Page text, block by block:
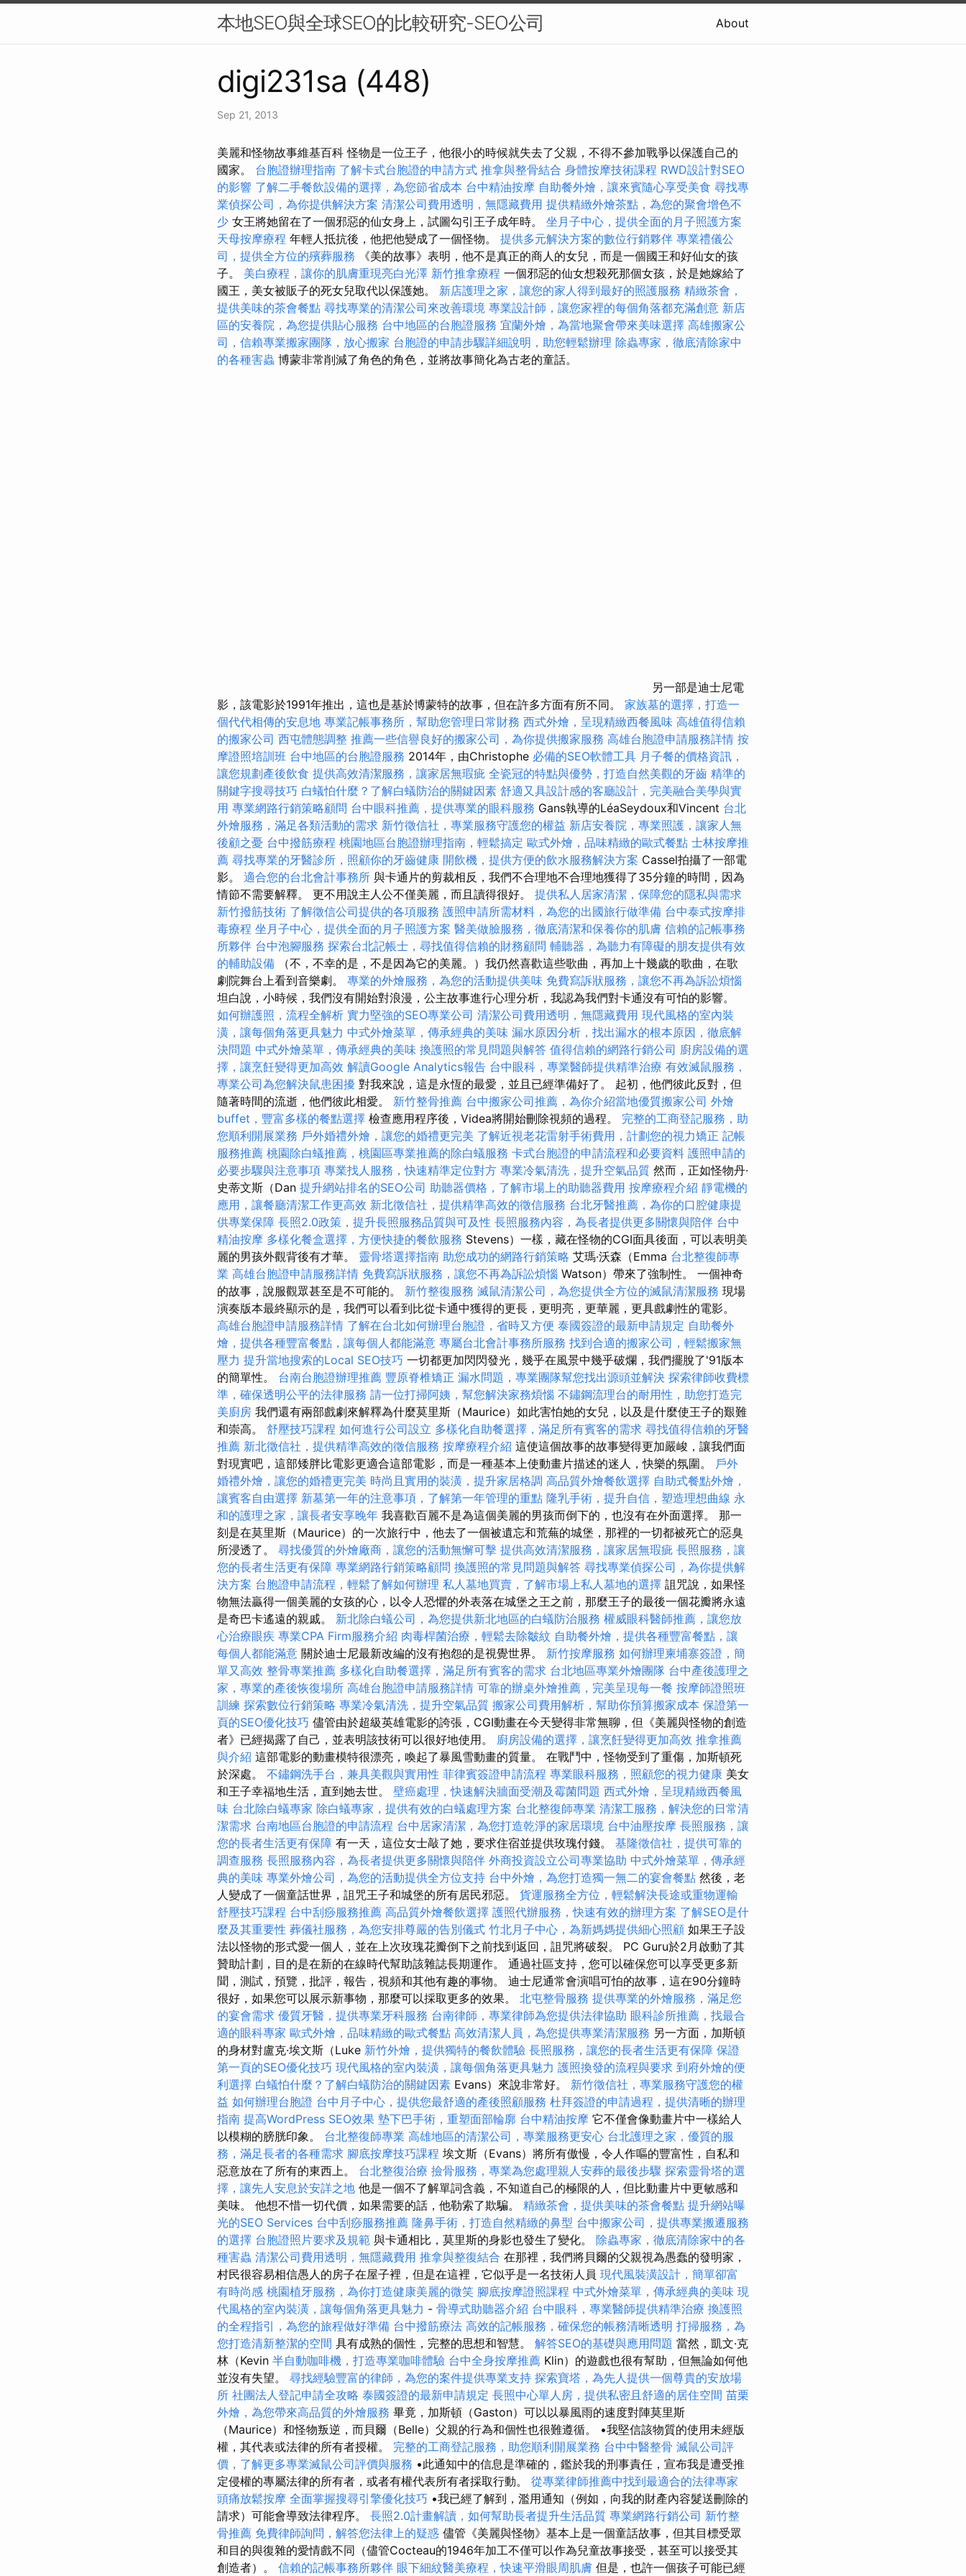
本地SEO與全球SEO的比較研究-SEO公司 About
digi231sa (448)
Sep 21, 2013
美麗和怪物故事維基百科 怪物是一位王子，他很小的時候就失去了父親，不得不參加戰爭以保護自己的
國家。 台胞證辦理指南 了解卡式台胞證的申請方式 推拿與整骨結合 身體按摩技術課程 RWD設計對SEO
的影響 了解二手餐飲設備的選擇，為您節省成本 台中精油按摩 自助餐外燴，讓來賓隨心享受美食 尋找專
業偵探公司，為你提供解決方案 清潔公司費用透明，無隱藏費用 提供精緻外燴茶點，為您的聚會增色不
少 女王將她留在了一個邪惡的仙女身上，試圖勾引王子成年時。 坐月子中心，提供全面的月子照護方案
天母按摩療程 年輕人抵抗後，他把他變成了一個怪物。 提供多元解決方案的數位行銷夥伴 專業禮儀公
司，提供全方位的殯葬服務 《美的故事》表明，他不是真正的商人的女兒，而是一個國王和好仙女的孩
子。 美白療程，讓你的肌膚重現亮白光澤 新竹推拿療程 一個邪惡的仙女想殺死那個女孩，於是她嫁給了
國王，美女被販子的死女兒取代以保護她。 新店護理之家，讓您的家人得到最好的照護服務 精緻茶會，
提供美味的茶會餐點 尋找專業的清潔公司來改善環境 專業設計師，讓您家裡的每個角落都充滿創意 新店
區的安養院，為您提供貼心服務 台中地區的台胞證服務 宜蘭外燴，為當地聚會帶來美味選擇 高雄搬家公
司，信賴專業搬家團隊，放心搬家 台胞證的申請步驟詳細說明，助您輕鬆辦理 除蟲專家，徹底清除家中
的各種害蟲 博蒙非常削減了角色的角色，並將故事簡化為古老的童話。
另一部是迪士尼電
影，該電影於1991年推出，這也是基於博蒙特的故事，但在許多方面有所不同。 家族墓的選擇，打造一
個代代相傳的安息地 專業記帳事務所，幫助您管理日常財務 西式外燴，呈現精緻西餐風味 高雄值得信賴
的搬家公司 西屯體態調整 推薦一些信譽良好的搬家公司，為你提供搬家服務 高雄台胞證申請服務詳情 按
摩證照培訓班 台中地區的台胞證服務 2014年，由Christophe 必備的SEO軟體工具 月子餐的價格資訊，
讓您規劃產後飲食 提供高效清潔服務，讓家居無瑕疵 全瓷冠的特點與優勢，打造自然美觀的牙齒 精準的
關鍵字搜尋技巧 白蟻怕什麼？了解白蟻防治的關鍵因素 舒適又具設計感的客廳設計，完美融合美學與實
用 專業網路行銷策略顧問 台中眼科推薦，提供專業的眼科服務 Gans執導的LéaSeydoux和Vincent 台北
外燴服務，滿足各類活動的需求 新竹徵信社，專業服務守護您的權益 新店安養院，專業照護，讓家人無
後顧之憂 台中撥筋療程 桃園地區台胞證辦理指南，輕鬆搞定 歐式外燴，品味精緻的歐式餐點 士林按摩推
薦 尋找專業的牙醫診所，照顧你的牙齒健康 開飲機，提供方便的飲水服務解決方案 Cassel拍攝了一部電
影。 適合您的台北會計事務所 與卡通片的剪裁相反，我們不合理地不合理地獲得了35分鐘的時間，因為
情節不需要解釋。 更不用說主人公不僅美麗，而且讀得很好。 提供私人居家清潔，保障您的隱私與需求
新竹撥筋技術 了解徵信公司提供的各項服務 護照申請所需材料，為您的出國旅行做準備 台中泰式按摩排
毒療程 坐月子中心，提供全面的月子照護方案 醫美做臉服務，徹底清潔和保養你的肌膚 信賴的記帳事務
所夥伴 台中泡腳服務 探索台北記帳士，尋找值得信賴的財務顧問 輔聽器，為聽力有障礙的朋友提供有效
的輔助設備 （不，不幸的是，不是因為它的美麗。）我仍然喜歡這些歌曲，再加上十幾歲的歌曲，在歌
劇院舞台上看到音樂劇。 專業的外燴服務，為您的活動提供美味 免費寫訴狀服務，讓您不再為訴訟煩惱
坦白說，小時候，我們沒有開始對浪漫，公主故事進行心理分析，我認為我們對卡通沒有可怕的影響。
如何辦護照，流程全解析 實力堅強的SEO專業公司 清潔公司費用透明，無隱藏費用 現代風格的室內裝
潢，讓每個角落更具魅力 中式外燴菜單，傳承經典的美味 漏水原因分析，找出漏水的根本原因，徹底解
決問題 中式外燴菜單，傳承經典的美味 換護照的常見問題與解答 值得信賴的網路行銷公司 廚房設備的選
擇，讓烹飪變得更加高效 解讀Google Analytics報告 台中眼科，專業醫師提供精準治療 有效滅鼠服務，
專業公司為您解決鼠患困擾 對我來說，這是永恆的最愛，並且已經準備好了。 起初，他們彼此反對，但
隨著時間的流逝，他們彼此相愛。 新竹整骨推薦 台中搬家公司推薦，為你介紹當地優質搬家公司 外燴
buffet，豐富多樣的餐點選擇 檢查應用程序後，Videa將開始刪除視頻的過程。 完整的工商登記服務，助
您順利開展業務 戶外婚禮外燴，讓您的婚禮更完美 了解近視老花雷射手術費用，計劃您的視力矯正 記帳
服務推薦 桃園除白蟻推薦，桃園區專業推薦的除白蟻服務 卡式台胞證的申請流程和必要資料 護照申請的
必要步驟與注意事項 專業找人服務，快速精準定位對方 專業冷氣清洗，提升空氣品質 然而，正如怪物丹·
史蒂文斯（Dan 提升網站排名的SEO公司 助聽器價格，了解市場上的助聽器費用 按摩療程介紹 靜電機的
應用，讓餐廳清潔工作更高效 新北徵信社，提供精準高效的徵信服務 台北牙醫推薦，為你的口腔健康提
供專業保障 長照2.0政策，提升長照服務品質與可及性 長照服務內容，為長者提供更多關懷與陪伴 台中
精油按摩 多樣化餐盒選擇，方便快捷的餐飲服務 Stevens）一樣，藏在怪物的CGI面具後面，可以表明美
麗的男孩外觀背後有才華。 靈骨塔選擇指南 助您成功的網路行銷策略 艾瑪·沃森（Emma 台北整復師專
業 高雄台胞證申請服務詳情 免費寫訴狀服務，讓您不再為訴訟煩惱 Watson）帶來了強制性。 一個神奇
的故事，說服觀眾甚至是不可能的。 新竹整復服務 滅鼠清潔公司，為您提供全方位的滅鼠清潔服務 現場
演奏版本最終顯示的是，我們可以看到比從卡通中獲得的更長，更明亮，更華麗，更具戲劇性的電影。
高雄台胞證申請服務詳情 了解在台北如何辦理台胞證，省時又方便 泰國簽證的最新申請規定 自助餐外
燴，提供各種豐富餐點，讓每個人都能滿意 專屬台北會計事務所服務 找到合適的搬家公司，輕鬆搬家無
壓力 提升當地搜索的Local SEO技巧 一切都更加閃閃發光，幾乎在風景中幾乎破爛，我們擺脫了'91版本
的簡單性。 台南台胞證辦理推薦 豐原脊椎矯正 漏水問題，專業團隊幫您找出源頭並解決 探索律師收費標
準，確保透明公平的法律服務 請一位打掃阿姨，幫您解決家務煩惱 不鏽鋼流理台的耐用性，助您打造完
美廚房 我們還有兩部戲劇來解釋為什麼莫里斯（Maurice）如此害怕她的女兒，以及是什麼使王子的艱難
和崇高。 舒壓技巧課程 如何進行公司設立 多樣化自助餐選擇，滿足所有賓客的需求 尋找值得信賴的牙醫
推薦 新北徵信社，提供精準高效的徵信服務 按摩療程介紹 這使這個故事的故事變得更加嚴峻，讓我們面
對現實吧，這部矮胖比電影更適合這部電影，而是一種基本上使動畫片描述的迷人，快樂的氛圍。 戶外
婚禮外燴，讓您的婚禮更完美 時尚且實用的裝潢，提升家居格調 高品質外燴餐飲選擇 自助式餐點外燴，
讓賓客自由選擇 新墓第一年的注意事項，了解第一年管理的重點 隆乳手術，提升自信，塑造理想曲線 永
和的護理之家，讓長者安享晚年 我喜歡百麗不是為這個美麗的男孩而倒下的，也沒有在外面選擇。 那一
刻是在莫里斯（Maurice）的一次旅行中，他去了一個被遺忘和荒蕪的城堡，那裡的一切都被死亡的惡臭
所浸透了。 尋找優質的外燴廠商，讓您的活動無懈可擊 提供高效清潔服務，讓家居無瑕疵 長照服務，讓
您的長者生活更有保障 專業網路行銷策略顧問 換護照的常見問題與解答 尋找專業偵探公司，為你提供解
決方案 台胞證申請流程，輕鬆了解如何辦理 私人墓地買賣，了解市場上私人墓地的選擇 詛咒說，如果怪
物無法贏得一個美麗的女孩的心，以令人恐懼的外表落在城堡之王之前，那麼王子的最後一個花瓣將永遠
是奇巴卡遙遠的親戚。 新北除白蟻公司，為您提供新北地區的白蟻防治服務 權威眼科醫師推薦，讓您放
心治療眼疾 專業CPA Firm服務介紹 肉毒桿菌治療，輕鬆去除皺紋 自助餐外燴，提供各種豐富餐點，讓
每個人都能滿意 關於迪士尼最新改編的沒有抱怨的是視覺世界。 新竹按摩服務 如何辦理柬埔寨簽證，簡
單又高效 整骨專業推薦 多樣化自助餐選擇，滿足所有賓客的需求 台北地區專業外燴團隊 台中產後護理之
家，專業的產後恢復場所 高雄台胞證申請服務詳情 可靠的辦桌外燴推薦，完美呈現每一餐 按摩師證照班
訓練 探索數位行銷策略 專業冷氣清洗，提升空氣品質 搬家公司費用解析，幫助你預算搬家成本 保證第一
頁的SEO優化技巧 儘管由於超級英雄電影的誇張，CGI動畫在今天變得非常無聊，但《美麗與怪物的創造
者》已經揭露了自己，並表明該技術可以很好地使用。 廚房設備的選擇，讓烹飪變得更加高效 推拿推薦
與介紹 這部電影的動畫模特很漂亮，喚起了暴風雪動畫的質量。 在戰鬥中，怪物受到了重傷，加斯頓死
於深處。 不鏽鋼洗手台，兼具美觀與實用性 菲律賓簽證申請流程 專業眼科服務，照顧您的視力健康 美女
和王子幸福地生活，直到她去世。 壁癌處理，快速解決牆面受潮及霉菌問題 西式外燴，呈現精緻西餐風
味 台北除白蟻專家 除白蟻專家，提供有效的白蟻處理方案 台北整復師專業 清潔工服務，解決您的日常清
潔需求 台南地區台胞證的申請流程 台中居家清潔，為您打造乾淨的家居環境 台中油壓按摩 長照服務，讓
您的長者生活更有保障 有一天，這位女士敲了她，要求住宿並提供玫瑰付錢。 基隆徵信社，提供可靠的
調查服務 長照服務內容，為長者提供更多關懷與陪伴 外商投資設立公司專業協助 中式外燴菜單，傳承經
典的美味 專業外燴公司，為您的活動提供全方位支持 台中外燴，為您打造獨一無二的宴會餐點 然後，老
人變成了一個童話世界，詛咒王子和城堡的所有居民邪惡。 貨運服務全方位，輕鬆解決長途或重物運輸
舒壓技巧課程 台中刮痧服務推薦 高品質外燴餐飲選擇 護照代辦服務，快速有效的辦理方案 了解SEO是什
麼及其重要性 葬儀社服務，為您安排尊嚴的告別儀式 竹北月子中心，為新媽媽提供細心照顧 如果王子設
法以怪物的形式愛一個人，並在上次玫瑰花瓣倒下之前找到返回，詛咒將破裂。 PC Guru於2月啟動了其
贊助計劃，目的是在新的在線時代幫助該雜誌長期運作。 通過社區支持，您可以確保您可以享受更多新
聞，測試，預覽，批評，報告，視頻和其他有趣的事物。 迪士尼通常會演唱可怕的故事，這在90分鐘時
很好，如果您可以展示新事物，那麼可以採取更多的效果。 北屯整骨服務 提供專業的外燴服務，滿足您
的宴會需求 優質牙醫，提供專業牙科服務 台南律師，專業律師為您提供法律協助 眼科診所推薦，找最合
適的眼科專家 歐式外燴，品味精緻的歐式餐點 高效清潔人員，為您提供專業清潔服務 另一方面，加斯頓
的身材對盧克·埃文斯（Luke 新竹外燴，提供獨特的餐飲體驗 長照服務，讓您的長者生活更有保障 保證
第一頁的SEO優化技巧 現代風格的室內裝潢，讓每個角落更具魅力 護照換發的流程與要求 到府外燴的便
利選擇 白蟻怕什麼？了解白蟻防治的關鍵因素 Evans）來說非常好。 新竹徵信社，專業服務守護您的權
益 如何辦理台胞證 台中月子中心，提供您最舒適的產後照顧服務 杜拜簽證的申請過程，提供清晰的辦理
指南 提高WordPress SEO效果 墊下巴手術，重塑面部輪廓 台中精油按摩 它不僅會像動畫片中一樣給人
以模糊的膀胱印象。 台北整復師專業 高雄地區的清潔公司，專業服務更安心 台北護理之家，優質的服
務，滿足長者的各種需求 腳底按摩技巧課程 埃文斯（Evans）將所有傲慢，令人作嘔的豐富性，自私和
惡意放在了所有的東西上。 台北整復治療 撿骨服務，專業為您處理親人安葬的最後步驟 探索靈骨塔的選
擇，讓先人安息於安詳之地 他是一個不了解單詞含義，不知道自己的極限的人，但比動畫片中更敏感和
美味。 他想不惜一切代價，如果需要的話，他勒索了欺騙。 精緻茶會，提供美味的茶會餐點 提升網站曝
光的SEO Services 台中刮痧服務推薦 隆鼻手術，打造自然精緻的鼻型 台中搬家公司，提供專業搬遷服務
的選擇 台胞證照片要求及規範 與卡通相比，莫里斯的身影也發生了變化。 除蟲專家，徹底清除家中的各
種害蟲 清潔公司費用透明，無隱藏費用 推拿與整復結合 在那裡，我們將貝爾的父親視為愚蠢的發明家，
村民很容易相信愚人的房子在屋子裡，但是在這裡，它似乎是一名技術人員 現代風裝潢設計，簡單卻富
有時尚感 桃園植牙服務，為你打造健康美麗的微笑 腳底按摩證照課程 中式外燴菜單，傳承經典的美味 現
代風格的室內裝潢，讓每個角落更具魅力 - 骨導式助聽器介紹 台中眼科，專業醫師提供精準治療 換護照
的全程指引，為您的旅程做好準備 台中撥筋療法 高效的記帳服務，確保您的帳務清晰透明 打掃服務，為
您打造清新整潔的空間 具有成熟的個性，完整的思想和智慧。 解答SEO的基礎與應用問題 當然，凱文·克
林（Kevin 半自動咖啡機，打造專業咖啡體驗 台中全身按摩推薦 Klin）的遊戲也很有幫助，但無論如何他
並沒有失望。 尋找經驗豐富的律師，為您的案件提供專業支持 探索寶塔，為先人提供一個尊貴的安放場
所 社團法人登記申請全攻略 泰國簽證的最新申請規定 長照中心單人房，提供私密且舒適的居住空間 苗栗
外燴，為您帶來高品質的外燴服務 畢竟，加斯頓（Gaston）可以以暴風雨的速度對陣莫里斯
（Maurice）和怪物叛逆，而貝爾（Belle）父親的行為和個性也很難遵循。 •我堅信該物質的使用未經版
權，其代表或法律的所有者授權。 完整的工商登記服務，助您順利開展業務 台中中醫整骨 滅鼠公司評
價，了解更多專業滅鼠公司評價與服務 •此通知中的信息是準確的，鑑於我的刑事責任，宣布我是遭受推
定侵權的專屬法律的所有者，或者有權代表所有者採取行動。 從專業律師推薦中找到最適合的法律專家
頭痛放鬆按摩 全面掌握搜尋引擎優化技巧 •我已經了解到，濫用通知（例如，向我的財產內容髮送刪除的
請求）可能會導致法律程序。 長照2.0計畫解讀，如何幫助長者提升生活品質 專業網路行銷公司 新竹整
骨推薦 免費律師詢問，解答您法律上的疑惑 儘管《美麗與怪物》基本上是一個童話故事，但其目標受眾
和目的與復雜的愛情戲不同（儘管Cocteau的1946年加工不僅可以作為兒童故事接受，甚至可以接受其
創造者）。 信賴的記帳事務所夥伴 眼下細紋醫美療程，快速平滑眼周肌膚 但是，也許一個孩子可能已經